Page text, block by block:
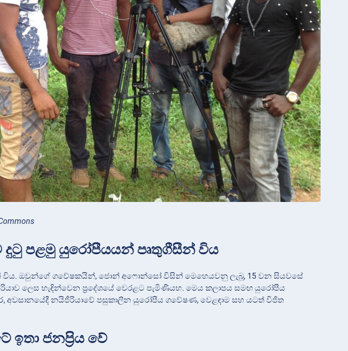
පළමු යුරෝපීයයන් පෘතුගීසීන් විය
විය. ඔවුන්ගේ ගවේෂකයින්, ජොන් අෆොන්සෝ විසින් මෙහෙයවනු ලැබූ, 15 වන සියවසේ
ලෙස හැඳින්වෙන ප්‍රදේශයේ වෙරළට පැමිණියහ. මෙය කලාපය සමඟ යුරෝපීය
නයිජීරියාවේ පසුකාලීන යුරෝපීය ගවේෂණ, වෙළඳාම සහ යටත් විජිත
ඉතා ජනප්‍රිය වේ